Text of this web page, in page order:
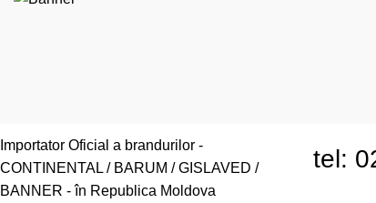
Importator Oficial a brandurilor -
CONTINENTAL / BARUM / GISLAVED /
BANNER - în Republica Moldova
tel: